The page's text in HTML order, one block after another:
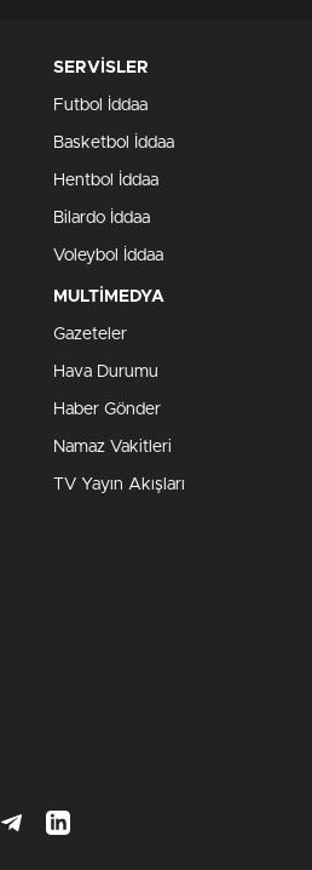
SERVİSLER
Futbol İddaa
Basketbol İddaa
Hentbol İddaa
Bilardo İddaa
Voleybol İddaa
MULTİMEDYA
Gazeteler
Hava Durumu
Haber Gönder
Namaz Vakitleri
TV Yayın Akışları